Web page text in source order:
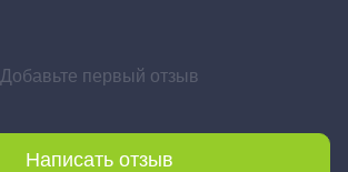
Добавьте первый отзыв
Написать отзыв